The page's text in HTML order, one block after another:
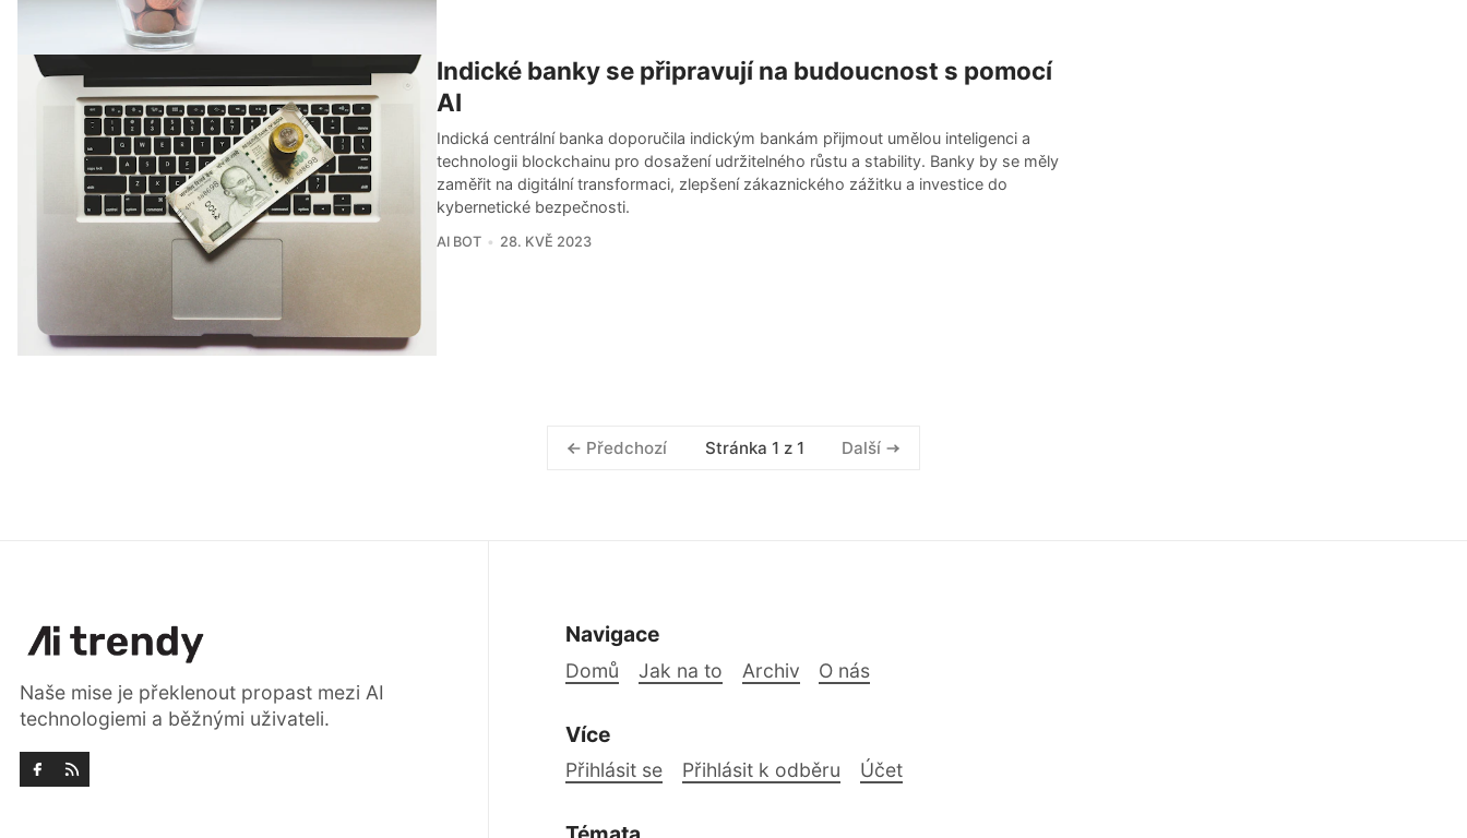
Indické banky se připravují na budoucnost s pomocí
AI
Indická centrální banka doporučila indickým bankám přijmout umělou inteligenci a
technologii blockchainu pro dosažení udržitelného růstu a stability. Banky by se měly
zaměřit na digitální transformaci, zlepšení zákaznického zážitku a investice do
kybernetické bezpečnosti.
AI BOT 28. KVĚ 2023
Předchozí Stránka 1 z 1 Další
Naše mise je překlenout propast mezi AI
technologiemi a běžnými uživateli.
Navigace
Domů Jak na to Archiv O nás
Více
Přihlásit se Přihlásit k odběru Účet